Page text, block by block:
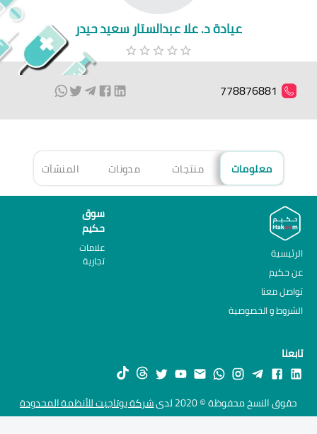
عيادة د. علا عبدالستار سعيد حيدر
778876881
معلومات منتجات مدونات المنشآت
الرئيسية
عن حكيم
تواصل معنا
الشروط و الخصوصية
سوق
حكيم
علامات
تجارية
تابعنا
حقوق النسخ محفوظة © 2020 لدى شركة يوتاجيت للأنظمة المحدودة